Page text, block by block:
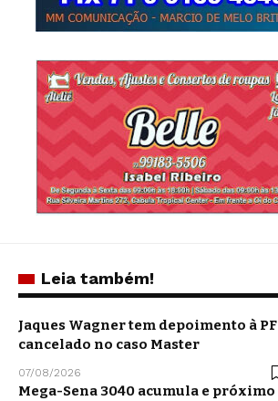
Leia também!
Jaques Wagner tem depoimento à PF
cancelado no caso Master
07/08/2026
Mega-Sena 3040 acumula e próximo